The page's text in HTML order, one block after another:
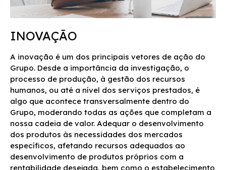
INOVAÇÃO
A inovação é um dos principais vetores de ação do
Grupo. Desde a importância da investigação, o
processo de produção, à gestão dos recursos
humanos, ou até a nível dos serviços prestados, é
algo que acontece transversalmente dentro do
Grupo, moderando todas as ações que completam a
nossa cadeia de valor. Adequar o desenvolvimento
dos produtos às necessidades dos mercados
específicos, afetando recursos adequados ao
desenvolvimento de produtos próprios com a
rentabilidade desejada, bem como o estabelecimento